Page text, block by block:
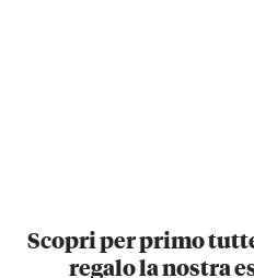
Scopri per primo
regalo la nostra